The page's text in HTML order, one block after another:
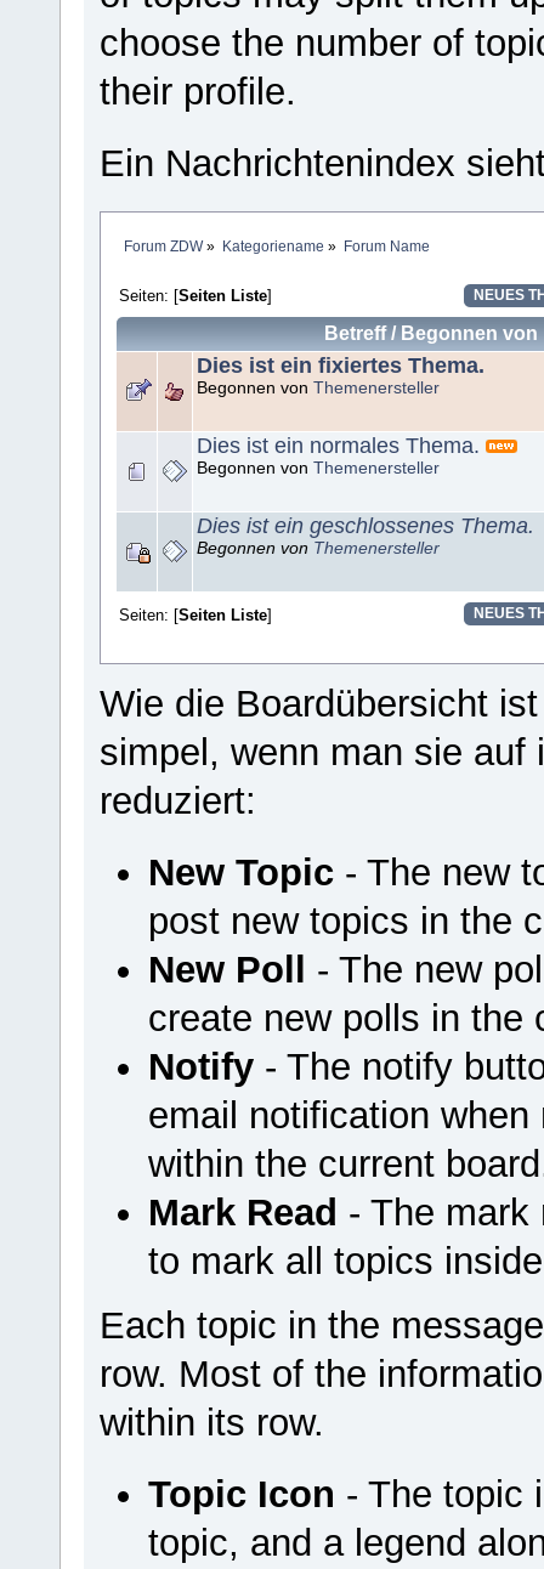
choose the number of
their profile.
Ein Nachrichtenindex
Forum ZDW» Kategoriename » Forum Name
Seiten: [Seiten Liste] NEUES
Betreff/ Begonnen von
Dies ist ein fixiertes Thema.
Begonnen von Themenersteller
Dies ist ein normales Thema.
Begonnen von Themenersteller
Dies ist ein geschlossenes Thema.
Begonnen von Themenersteller
Seiten: [Seiten Liste] NEUES
Wie die Boardübersicht
simpel, wenn man sie auf
reduziert:
New Topic- The new
post new topics in the
New Poll
- The new
create new polls in the
Notify- The notify
email notification
within the current
Mark Read - The mark
to mark all topics
Each topic in the
row. Most of the
within its row.
Topic Icon - The topic
topic, and a legend